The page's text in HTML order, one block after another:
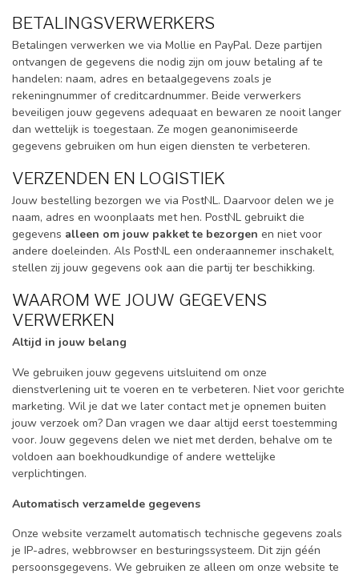
BETALINGSVERWERKERS
Betalingen verwerken we via Mollie en PayPal. Deze partijen
ontvangen de gegevens die nodig zijn om jouw betaling af te
handelen: naam, adres en betaalgegevens zoals je
rekeningnummer of creditcardnummer. Beide verwerkers
beveiligen jouw gegevens adequaat en bewaren ze nooit langer
dan wettelijk is toegestaan. Ze mogen geanonimiseerde
gegevens gebruiken om hun eigen diensten te verbeteren.
VERZENDEN EN LOGISTIEK
Jouw bestelling bezorgen we via PostNL. Daarvoor delen we je
naam, adres en woonplaats met hen. PostNL gebruikt die
gegevens alleen om jouw pakket te bezorgen en niet voor
andere doeleinden. Als PostNL een onderaannemer inschakelt,
stellen zij jouw gegevens ook aan die partij ter beschikking.
WAAROM WE JOUW GEGEVENS
VERWERKEN
Altijd in jouw belang
We gebruiken jouw gegevens uitsluitend om onze
dienstverlening uit te voeren en te verbeteren. Niet voor gerichte
marketing. Wil je dat we later contact met je opnemen buiten
jouw verzoek om? Dan vragen we daar altijd eerst toestemming
voor. Jouw gegevens delen we niet met derden, behalve om te
voldoen aan boekhoudkundige of andere wettelijke
verplichtingen.
Automatisch verzamelde gegevens
Onze website verzamelt automatisch technische gegevens zoals
je IP-adres, webbrowser en besturingssysteem. Dit zijn géén
persoonsgegevens. We gebruiken ze alleen om onze website te